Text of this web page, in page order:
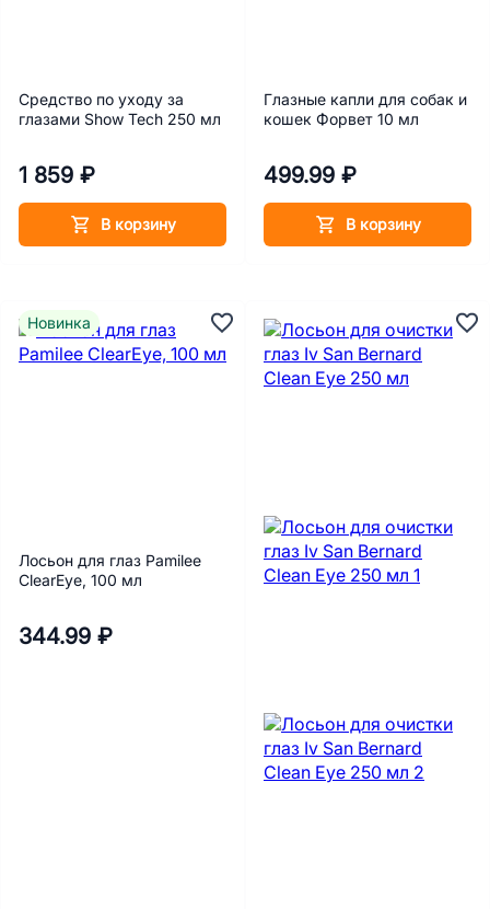
Средство по уходу за
глазами Show Tech 250 мл
1 859 ₽
В корзину
Глазные капли для собак и
кошек Форвет 10 мл
499.99 ₽
В корзину
Лосьон для глаз Pamilee
ClearEye, 100 мл
344.99 ₽
Новинка